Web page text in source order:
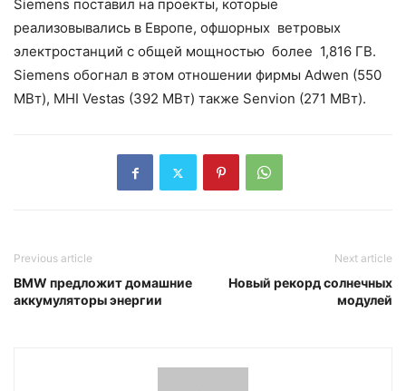
Siemens поставил на проекты, которые
реализовывались в Европе, офшорных ветровых
электростанций с общей мощностью более 1,816 ГВ.
Siemens обогнал в этом отношении фирмы Adwen (550
MВт), MHI Vestas (392 MВт) также Senvion (271 MВт).
Previous article
BMW предложит домашние
аккумуляторы энергии
Next article
Новый рекорд солнечных
модулей